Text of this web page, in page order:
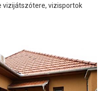
vizijátszótere, vizisportok